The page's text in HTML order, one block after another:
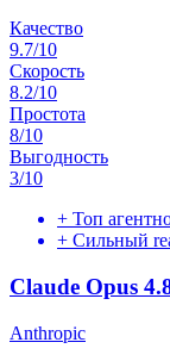
Качество
9.7/10
Скорость
8.2/10
Простота
8/10
Выгодность
3/10
+ Топ
+ Сильный
Claude Opus
Anthropic